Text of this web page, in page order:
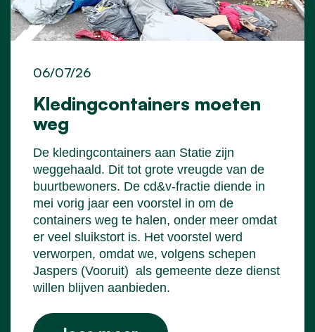
Kledingcontainers moeten
weg
06/07/26
De kledingcontainers aan Statie zijn
weggehaald. Dit tot grote vreugde van de
buurtbewoners. De cd&v-fractie diende in
mei vorig jaar een voorstel in om de
containers weg te halen, onder meer omdat
er veel sluikstort is. Het voorstel werd
verworpen, omdat we, volgens schepen
Jaspers (Vooruit) als gemeente deze dienst
willen blijven aanbieden.